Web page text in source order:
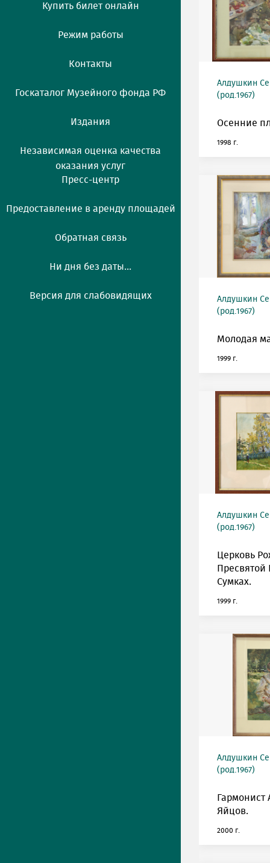
Купить билет онлайн
Режим работы
Контакты
Госкаталог Музейного фонда РФ
Издания
Независимая оценка качества
оказания услуг
Пресс-центр
Предоставление в аренду площадей
Обратная связь
Ни дня без даты...
Версия для слабовидящих
Алдушкин
(род.1967)
Осенние
1998 г.
Алдушкин
(род.1967)
Молодая
1999 г.
Алдушкин
(род.1967)
Церковь
Пресвятой
Сумках.
1999 г.
Алдушкин
(род.1967)
Гармонист
Яйцов.
2000 г.